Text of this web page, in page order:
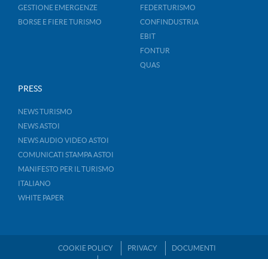
GESTIONE EMERGENZE
BORSE E FIERE TURISMO
FEDERTURISMO
CONFINDUSTRIA
EBIT
FONTUR
QUAS
PRESS
NEWS TURISMO
NEWS ASTOI
NEWS AUDIO VIDEO ASTOI
COMUNICATI STAMPA ASTOI
MANIFESTO PER IL TURISMO
ITALIANO
WHITE PAPER
COOKIE POLICY PRIVACY
DOCUMENTI